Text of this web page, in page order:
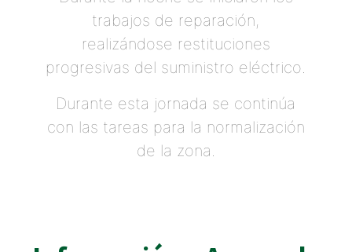
trabajos de reparación,
realizándose restituciones
progresivas del suministro eléctrico.
Durante esta jornada se continúa
con las tareas para la normalización
de la zona.